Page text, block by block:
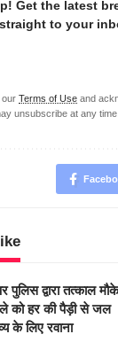
Get the latest
to your
our Terms of Use and
unsubscribe at any time.
द्वारा तत्काल
को हर की पैड़ी से जल
के लिए रवाना